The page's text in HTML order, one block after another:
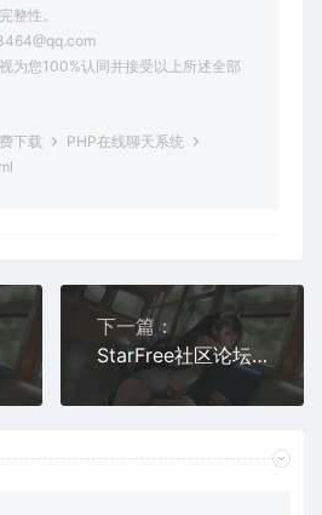
整性。
为您100%认同并接受以上所述全部
下载
PHP在线聊天系统
下一篇：
StarFree社区论坛前后端源码下载